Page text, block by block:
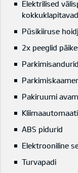
Elektrilised
Püsikiiruse
2x peeglid
Pakiruumi
ABS pidurid
Elektrooniline
Turvapadi